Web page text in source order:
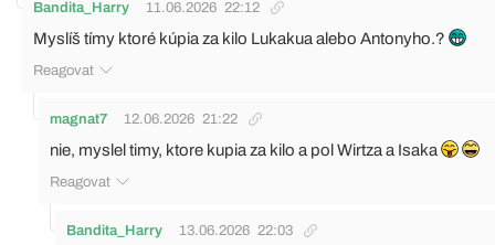
Bandita_Harry 11.06.2026 22:12
Myslíš tímy ktoré kúpia za kilo Lukakua alebo Antonyho.?
Reagovat
magnat7 12.06.2026 21:22
nie, myslel timy, ktore kupia za kilo a pol Wirtza a Isaka
Reagovat
Bandita_Harry 13.06.2026 22:03